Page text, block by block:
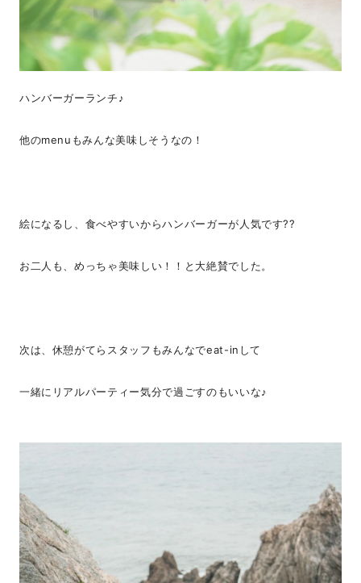
ハンバーガーランチ♪
他のmenuもみんな美味しそうなの！
絵になるし、食べやすいからハンバーガーが人気です??
お二人も、めっちゃ美味しい！！と大絶賛でした。
次は、休憩がてらスタッフもみんなでeat-inして
一緒にリアルパーティー気分で過ごすのもいいな♪